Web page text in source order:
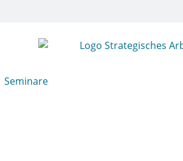
Seminare